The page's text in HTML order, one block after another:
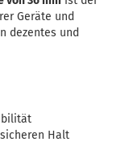
Geräte und
dezentes und
Halt